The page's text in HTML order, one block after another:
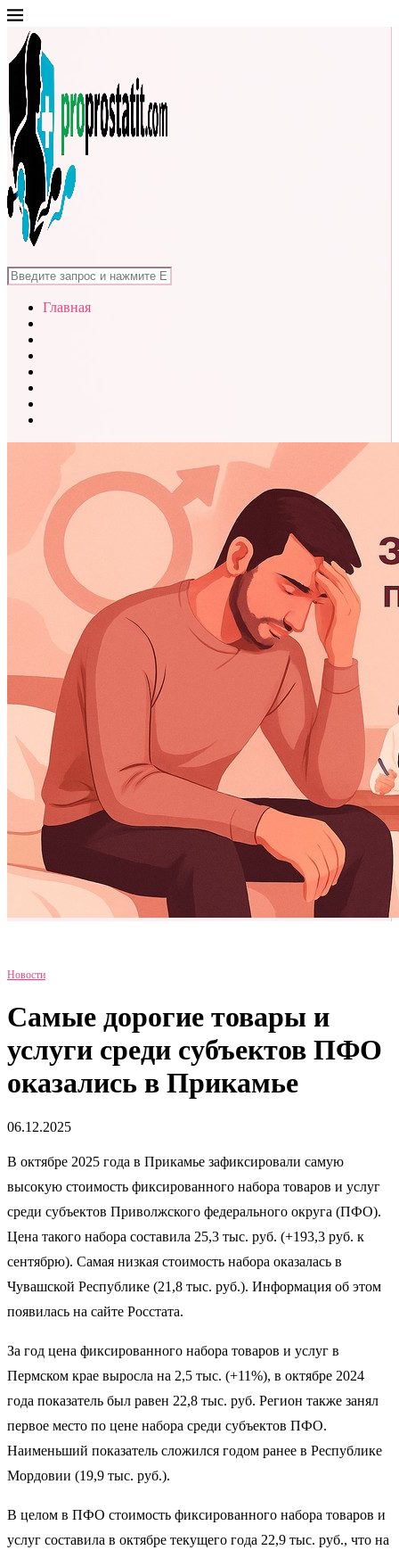
Главная
Новости
Самые дорогие товары и
услуги среди субъектов ПФО
оказались в Прикамье
06.12.2025
В октябре 2025 года в Прикамье зафиксировали самую
высокую стоимость фиксированного набора товаров и услуг
среди субъектов Приволжского федерального округа (ПФО).
Цена такого набора составила 25,3 тыс. руб. (+193,3 руб. к
сентябрю). Самая низкая стоимость набора оказалась в
Чувашской Республике (21,8 тыс. руб.). Информация об этом
появилась на сайте Росстата.
За год цена фиксированного набора товаров и услуг в
Пермском крае выросла на 2,5 тыс. (+11%), в октябре 2024
года показатель был равен 22,8 тыс. руб. Регион также занял
первое место по цене набора среди субъектов ПФО.
Наименьший показатель сложился годом ранее в Республике
Мордовии (19,9 тыс. руб.).
В целом в ПФО стоимость фиксированного набора товаров и
услуг составила в октябре текущего года 22,9 тыс. руб., что на